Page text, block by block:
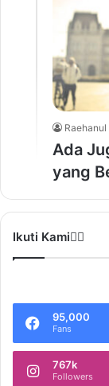
Ada
yang
Ikuti Kami❤️‍🔥
95,000
Fans
767k
Followers